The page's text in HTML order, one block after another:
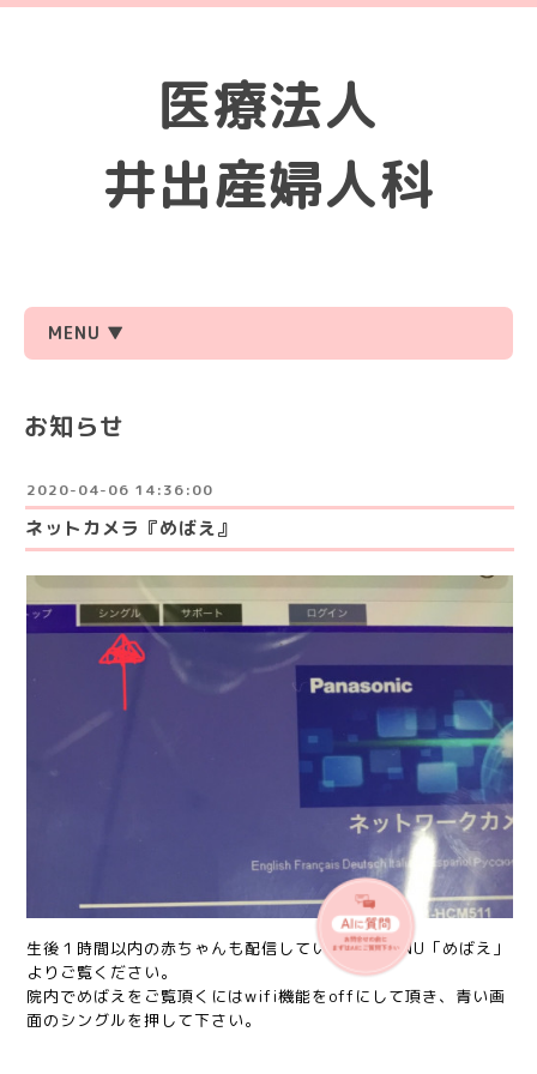
医療法人
井出産婦人科
MENU ▼
お知らせ
2020-04-06 14:36:00
ネットカメラ『めばえ』
生後１時間以内の赤ちゃんも配信しています。MENU「めばえ」
よりご覧ください。
院内でめばえをご覧頂くにはwifi機能をoffにして頂き、青い画
面のシングルを押して下さい。